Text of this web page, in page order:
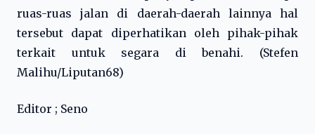
ruas-ruas jalan di daerah-daerah lainnya hal
tersebut dapat diperhatikan oleh pihak-pihak
terkait untuk segara di benahi. (Stefen
Malihu/Liputan68)
Editor ; Seno